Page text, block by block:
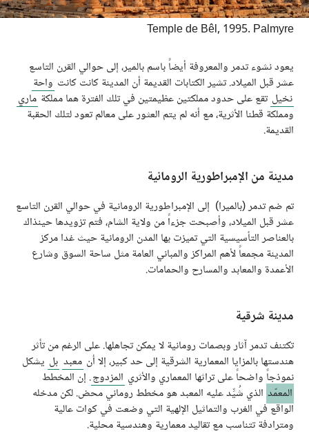
Temple de Bêl, 1995. Palmyre
يعود نشوء تدمر والمعروفة أيضاً باسم بالمير، إلى حوالي القرن التاسع
عشر قبل الميلاد. تشير الكتابات القديمة أن المدينة كانت كانت واحة
نخيل تقع على حدود مملكتين عظيمتين في تلك الفترة هما مملكة ماري
ومملكة قطنا الأثرية، مع أنه لم يتم العثور على معالم تعود لتلك الحقبة
القديمة.
مدينة من الإمبراطورية الرومانية
تم ضم تدمر (بالميرا) إلى الإمبراطورية الرومانية في حوالي القرن التاسع
عشر قبل الميلاد، وأصبحت جزءاً من ولاية الشام، فتم تزويدها حينذاك
بالعناصر التأسيسية التي تميزت بها المدن الرومانية حيث غدا مركز
المدينة مجمعاً لأهم المراكز والمباني العامة مثل ساحة السوق وشارع
الأعمدة والمعابد والمسارح والحمامات.
مدينة شرقية
تكتنف تدمر آثار وبصمات رومانية لا يمكن تجاهلها. على الرغم من تأثر
هندستها بالمزايا المعمارية الشرقية إلى حد كبير، إلا أن معبد بل يشكل
نموذجاً واضحاً على تراثها المعماري والأثري المزدوج. إن المخطط
المعمّد الذي شُيِّد عليه المعبد هو مخطط روماني محض. لكن مدخله
الواقع في الغرب والتماثيل الإلهية التي وضعت في كوات عالية
ومترادفة تتناسب مع تقاليد معمارية وهندسية محلية.